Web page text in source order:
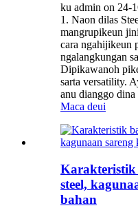
ku admin on 24-
1. Naon dilas
mangrupikeun
cara ngahijikeun
ngalangkungan
Dipikawanoh
sarta versatility.
anu dianggo dina
Maca deui
Karakteristik
steel,
bahan